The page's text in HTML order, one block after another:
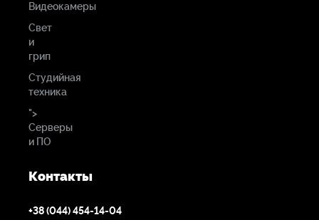
Видеокамеры
Свет
и
грип
Студийная
техника
">
Серверы
и ПО
Контакты
+38 (044) 454-14-04